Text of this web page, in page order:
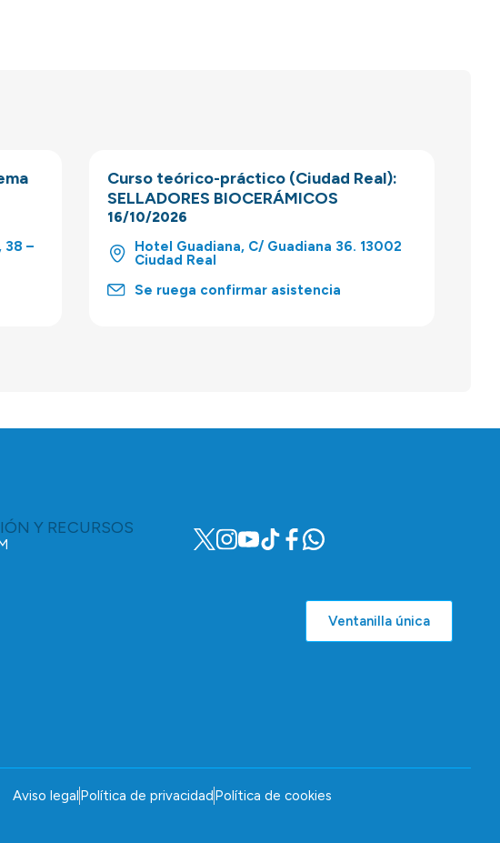
38 –
Curso teórico-práctico (Ciudad Real):
SELLADORES BIOCERÁMICOS
16/10/2026
Hotel Guadiana, C/ Guadiana 36. 13002
Ciudad Real
Se ruega confirmar asistencia
Y RECURSOS
Ventanilla única
Aviso legal Política de privacidad Política de cookies